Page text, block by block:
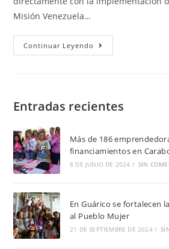
Misión Venezuela…
Continuar Leyendo
Entradas recientes
Más de 186
financiamientos en
8 DE JUNIO DE 2024 / SIN
En Guárico se fortalecen
al Pueblo Mujer
21 DE SEPTIEMBRE DE 2024 /